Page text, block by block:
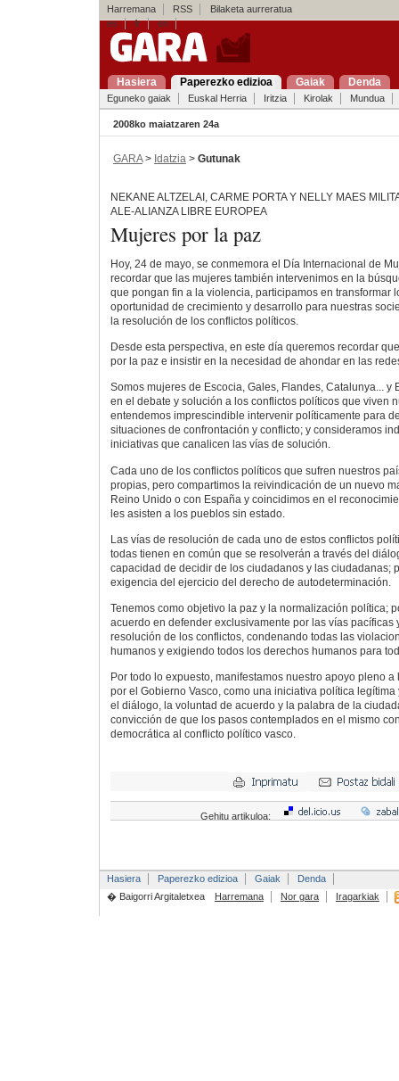
Harremana RSS
Bilaketa aurreratua
es
fr en
Hasiera Paperezko edizioa Gaiak Denda
Eguneko gaiak Euskal Herria Iritzia Kirolak Mundua
2008ko maiatzaren 24a
GARA> Idatzia > Gutunak
NEKANE ALTZELAI, CARME PORTA Y NELLY MAES
ALE-ALIANZA LIBRE EUROPEA
Mujeres por la paz
Hoy, 24 de mayo, se conmemora el Día Internacional de
recordar que las mujeres también intervenimos en la
que pongan fin a la violencia, participamos en transformar
oportunidad de crecimiento y desarrollo para nuestras
la resolución de los conflictos políticos.
Desde esta perspectiva, en este día queremos recordar
por la paz e insistir en la necesidad de ahondar en las
Somos mujeres de Escocia, Gales, Flandes, Catalunya... y
en el debate y solución a los conflictos políticos que viven
entendemos imprescindible intervenir políticamente para
situaciones de confrontación y conflicto; y consideramos
iniciativas que canalicen las vías de solución.
Cada uno de los conflictos políticos que sufren nuestros
propias, pero compartimos la reivindicación de un nuevo
Reino Unido o con España y coincidimos en el
les asisten a los pueblos sin estado.
Las vías de resolución de cada uno de estos conflictos
todas tienen en común que se resolverán a través del
capacidad de decidir de los ciudadanos y las ciudadanas;
exigencia del ejercicio del derecho de autodeterminación.
Tenemos como objetivo la paz y la normalización política;
acuerdo en defender exclusivamente por las vías pacíficas
resolución de los conflictos, condenando todas las
humanos y exigiendo todos los derechos humanos para
Por todo lo expuesto, manifestamos nuestro apoyo pleno
por el Gobierno Vasco, como una iniciativa política
el diálogo, la voluntad de acuerdo y la palabra de la
convicción de que los pasos contemplados en el mismo
democrática al conflicto político vasco.
Gehitu artikuloa:
Hasiera Paperezko edizioa Gaiak
Denda
� Baigorri Argitaletxea
Harremana Nor gara Iragarkiak